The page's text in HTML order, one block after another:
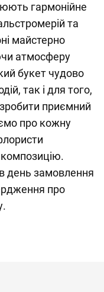
гармонійне
та
майстерно
атмосферу
букет чудово
так і для того,
приємний
про кожну
день замовлення
про